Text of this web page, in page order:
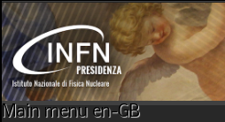
Main menu en-GB